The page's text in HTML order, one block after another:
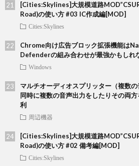
[Cities:Skylines]大規模道路
Road)の使い方 #03 IC作成編[MOD]
Cities:Skylines
Chrome向け広告ブロック拡張機能は
Defenderの組み合わせが最強かもしれ
Windows
マルチオーディオスプリッター（複数
同時に複数の音声出力をしたりその両
利
周辺機器
[Cities:Skylines]大規模道路
Road)の使い方 #02 備考編[MOD]
Cities:Skylines